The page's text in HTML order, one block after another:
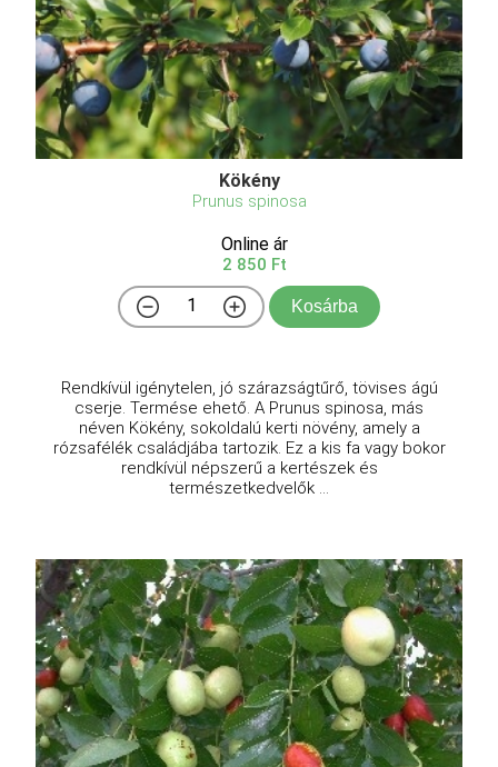
Kökény
Prunus spinosa
Online ár
2 850 Ft
Kosárba
Rendkívül igénytelen, jó szárazságtűrő, tövises ágú
cserje. Termése ehető. A Prunus spinosa, más
néven Kökény, sokoldalú kerti növény, amely a
rózsafélék családjába tartozik. Ez a kis fa vagy bokor
rendkívül népszerű a kertészek és
természetkedvelők ...